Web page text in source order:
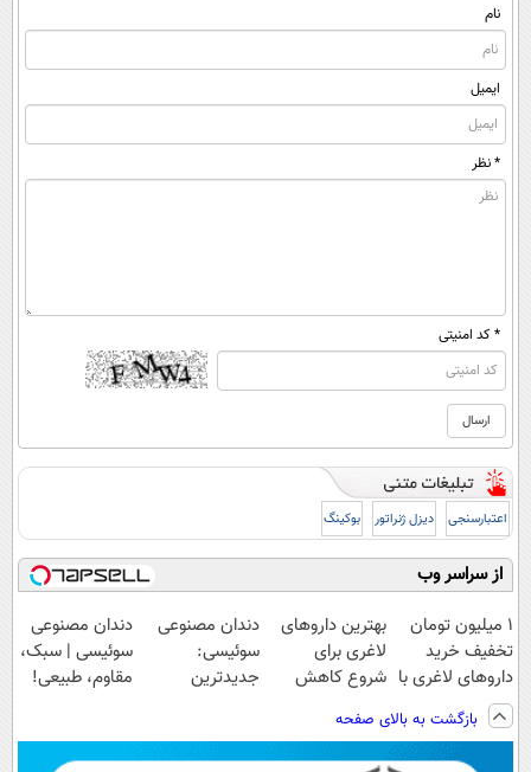
نام
ایمیل
* نظر
* کد امنیتی
اعتبارسنجی دیزل ژنراتور بوکینگ
از سراسر وب
1 میلیون تومان
تخفیف خرید
داروهای لاغری با
ارسال از
داروخانه و پک
بهترین داروهای
لاغری برای
شروع کاهش
داروخانه های
نزدیکت!
دندان مصنوعی
سوئیسی:
جدیدترین
پرداخت قسطی
دندان مصنوعی
سوئیسی | سبک،
مقاوم، طبیعی!
اقساطی😍
بازگشت به بالای صفحه